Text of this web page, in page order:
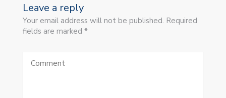
Leave a reply
Your email address will not be published. Required
fields are marked *